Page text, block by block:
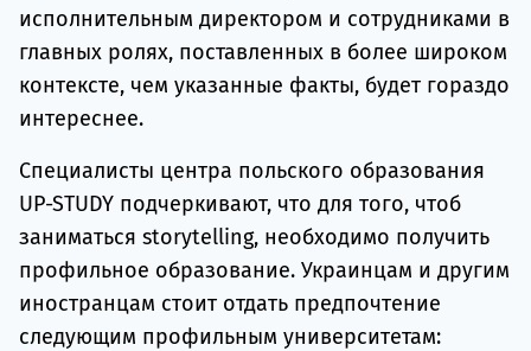
исполнительным директором и сотрудниками в
главных ролях, поставленных в более широком
контексте, чем указанные факты, будет гораздо
интереснее.
Специалисты центра польского образования
UP-STUDY подчеркивают, что для того, чтоб
заниматься storytelling, необходимо получить
профильное образование. Украинцам и другим
иностранцам стоит отдать предпочтение
следующим профильным университетам: